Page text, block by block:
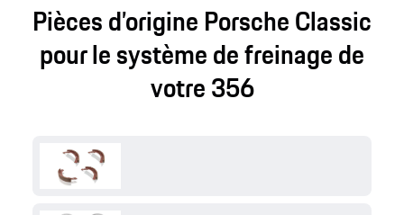
Pièces d’origine Porsche Classic
pour le système de freinage de
votre 356